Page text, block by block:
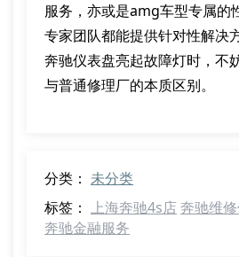
服务，亦或是amg车型专属的
专家团队都能提供针对性解决
奔驰仪表盘亮起故障灯时，不
与普通修理厂的本质区别。
分类： 未分类
标签： 上海奔驰4s店奔驰维
奔驰金融服务